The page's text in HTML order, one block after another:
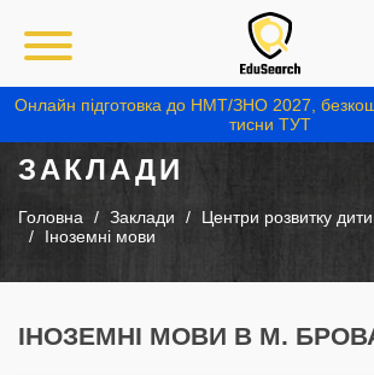
Онлайн підготовка до НМТ/ЗНО 2027,
тисни ТУТ
ЗАКЛАДИ
Головна Заклади
Центри розвитку
Іноземні мови
ІНОЗЕМНІ МОВИ В М.